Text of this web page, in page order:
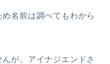
名前は調べてもわから
が、アイナジエンドさ